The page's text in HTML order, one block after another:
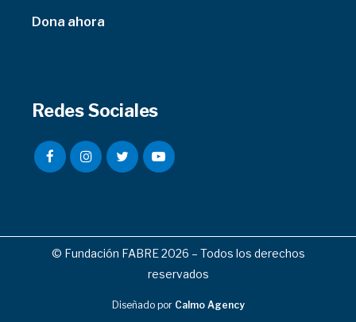
Dona ahora
Redes Sociales
© Fundación FABRE 2026 – Todos los derechos
reservados
Diseñado por Calmo Agency